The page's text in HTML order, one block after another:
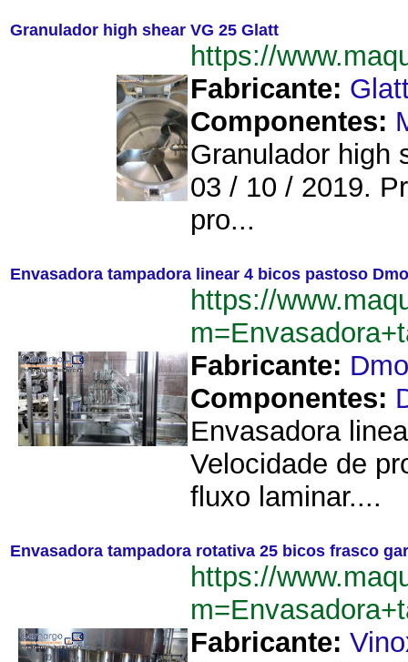
Granulador high shear VG 25 Glatt
https://
Fabricante:
Componentes:
Granulador high
03 / 10 / 2019.
pro...
Envasadora tampadora linear 4 bicos pastoso
https://
Fabricante:
Componentes:
Envasadora
Velocidade de
fluxo laminar....
Envasadora tampadora rotativa 25 bicos frasco
https://
Fabricante: